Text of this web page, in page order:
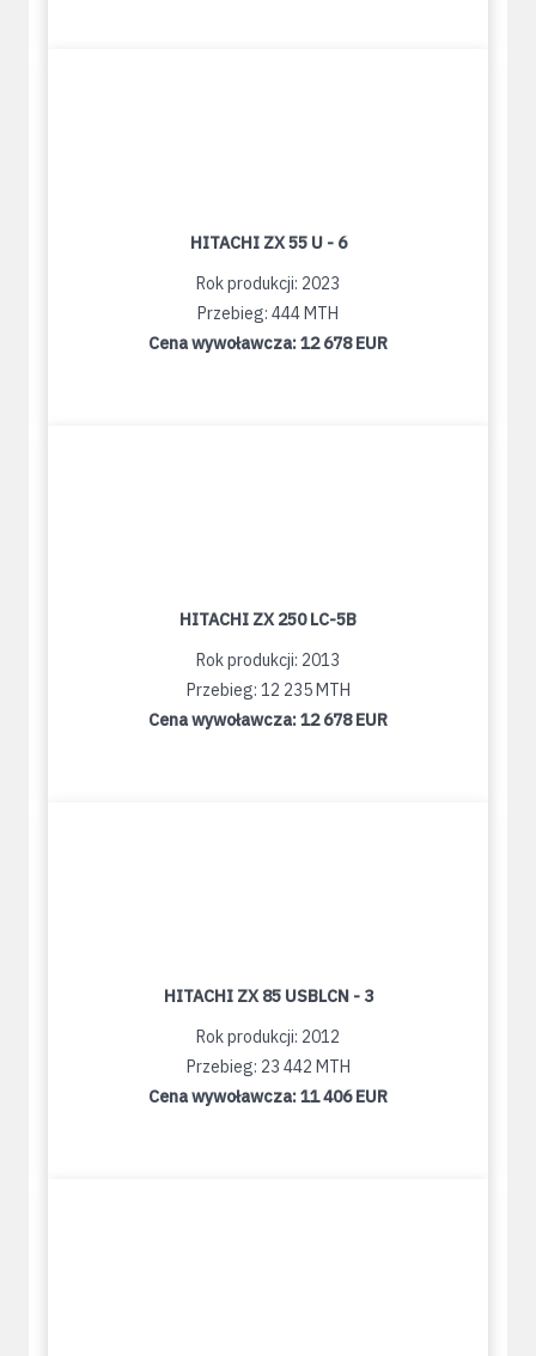
HITACHI ZX 55 U - 6
Rok produkcji: 2023
Przebieg: 444 MTH
Cena wywoławcza:12 678 EUR
HITACHI ZX 250 LC-5B
Rok produkcji: 2013
Przebieg: 12 235 MTH
Cena wywoławcza:12 678 EUR
HITACHI ZX 85 USBLCN - 3
Rok produkcji: 2012
Przebieg: 23 442 MTH
Cena wywoławcza:11 406 EUR